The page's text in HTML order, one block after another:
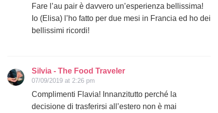
Fare l’au pair è davvero un’esperienza bellissima!
Io (Elisa) l’ho fatto per due mesi in Francia ed ho dei
bellissimi ricordi!
Silvia - The Food Traveler
07/09/2019 at 2:26 pm
Complimenti Flavia! Innanzitutto perché la
decisione di trasferirsi all’estero non è mai